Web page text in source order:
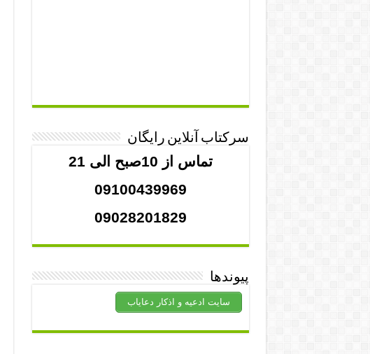
سرکتاب آنلاین رایگان
تماس از 10صبح الی 21
09100439969
09028201829
پیوندها
سایت ادعیه و اذکار دعایاب